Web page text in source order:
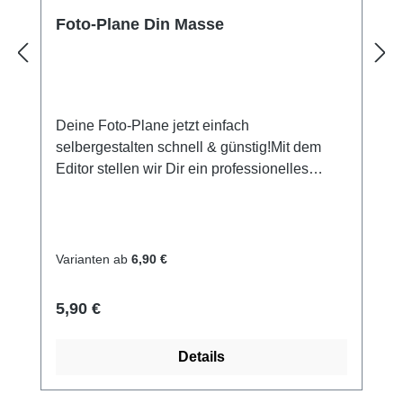
Foto-Plane Din Masse
Deine Foto-Plane jetzt einfach
selbergestalten schnell & günstig!Mit dem
Editor stellen wir Dir ein professionelles
Freunde, Bekannte, Hochzeiten, Geburtstage
PVC-Werbebanner nach Ihrer Vorlage in dem
umweltfreundlich mit der neuesten LATEX-
Varianten ab 6,90 €
Regulärer Preis:
5,90 €
Details